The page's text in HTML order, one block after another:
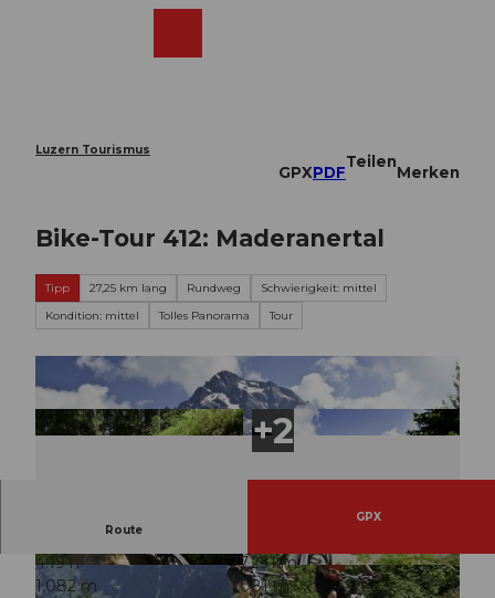
Luzern Tourismus
GPXPDF
Teilen
Merken
Bike-Tour 412: Maderanertal
Tipp 27,25 km lang Rundweg
Schwierigkeit: mittel
Kondition: mittel
Tolles Panorama Tour
© ARE, Verein Urner Wanderwege |CC-BY © ARE, Verein Urner Wanderwege |CC-BY
Route
GPX
4:19 h
27,25 km
1.082 m
1.081 m